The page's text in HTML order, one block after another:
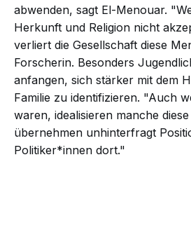
abwenden, sagt El-Menouar.
Herkunft und Religion nicht
verliert die Gesellschaft diese
Forscherin. Besonders
anfangen, sich stärker mit dem
Familie zu identifizieren. "Auch
waren, idealisieren manche
übernehmen unhinterfragt
Politiker*innen dort."